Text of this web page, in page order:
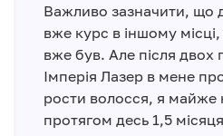
Важливо зазначити, що
вже курс в іншому
вже був. Але після двох
Імперія Лазер в мене
рости волосся, я майже
протягом десь 1,5